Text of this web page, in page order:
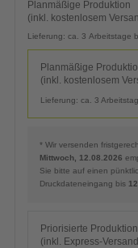
Planmäßige Produktion
(inkl. kostenlosem
Lieferung: ca. 3 Arbeitstage
Planmäßige
(inkl. kostenlosem
Lieferung: ca. 3
* Wir versenden
Mittwoch, 12.08.2026
Sie bitte auf einen
Druckdateneingang bis
Priorisierte Produktion
(inkl. Express-